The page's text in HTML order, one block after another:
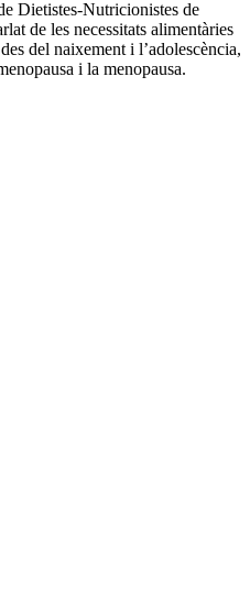
Dietistes-Nutricionistes de
de les necessitats alimentàries
del naixement i l’adolescència,
i la menopausa.